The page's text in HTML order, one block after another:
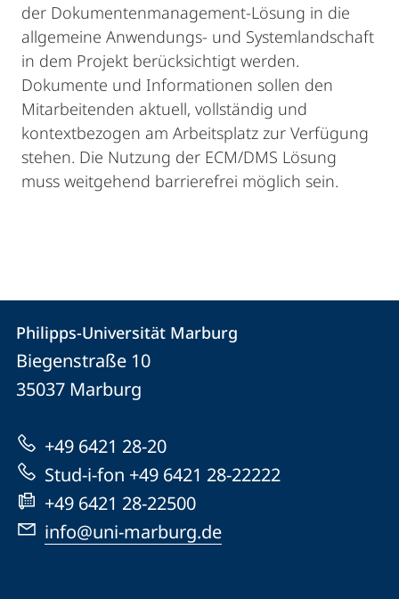
der Dokumentenmanagement-Lösung in die
allgemeine Anwendungs- und Systemlandschaft
in dem Projekt berücksichtigt werden.
Dokumente und Informationen sollen den
Mitarbeitenden aktuell, vollständig und
kontextbezogen am Arbeitsplatz zur Verfügung
stehen. Die Nutzung der ECM/DMS Lösung
muss weitgehend barrierefrei möglich sein.
Kontakt
und
Informationen
zur
Website
Kontaktinformationen
Philipps-
Universität
Marburg
Philipps-Universität Marburg
Biegenstraße 10
35037 Marburg
+49 6421 28-20
Stud-i-fon +49 6421 28-22222
+49 6421 28-22500
info@uni-marburg.de